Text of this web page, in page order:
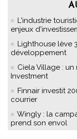
L'industrie
enjeux
Lighthouse lève
développement
Ciela Village :
Investment
Finnair investit
courrier
Wingly : la
prend son envol